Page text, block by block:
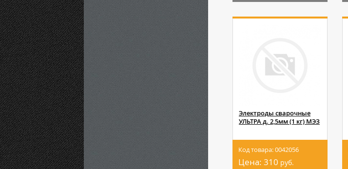
Электроды сварочные
УЛЬТРА д. 2,5мм (1 кг) МЭЗ
Код товара: 0042056
Цена: 310 руб.